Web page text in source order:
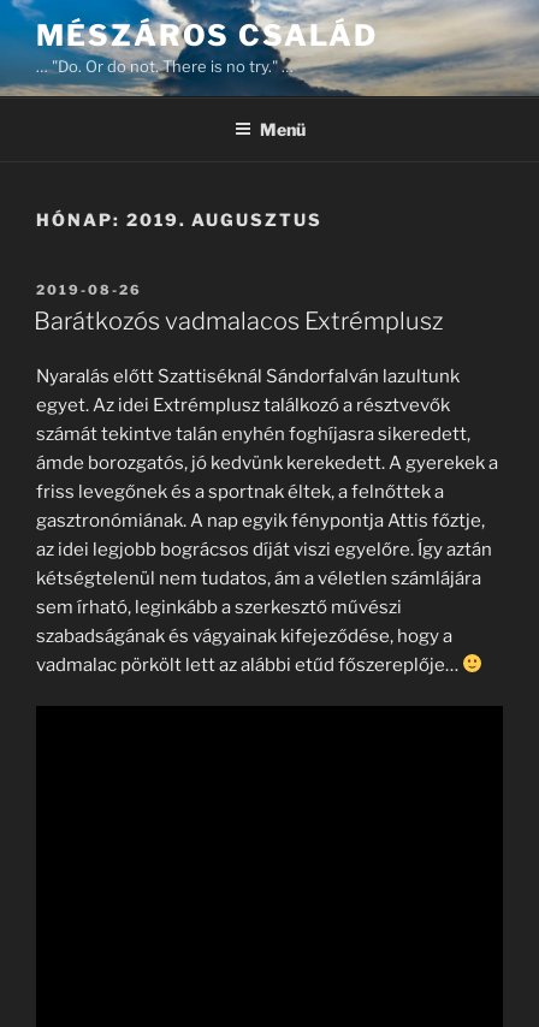
Tartalomhoz
MÉSZÁROS CSALÁD
… "Do. Or do not. There is no try." …
Menü
HÓNAP: 2019. AUGUSZTUS
BEKÜLDVE:
2019-08-26
Barátkozós vadmalacos Extrémplusz
Nyaralás előtt Szattiséknál Sándorfalván lazultunk
egyet. Az idei Extrémplusz találkozó a résztvevők
számát tekintve talán enyhén foghíjasra sikeredett,
ámde borozgatós, jó kedvünk kerekedett. A gyerekek a
friss levegőnek és a sportnak éltek, a felnőttek a
gasztronómiának. A nap egyik fénypontja Attis főztje,
az idei legjobb bográcsos díját viszi egyelőre. Így aztán
kétségtelenül nem tudatos, ám a véletlen számlájára
sem írható, leginkább a szerkesztő művészi
szabadságának és vágyainak kifejeződése, hogy a
vadmalac pörkölt lett az alábbi etűd főszereplője…